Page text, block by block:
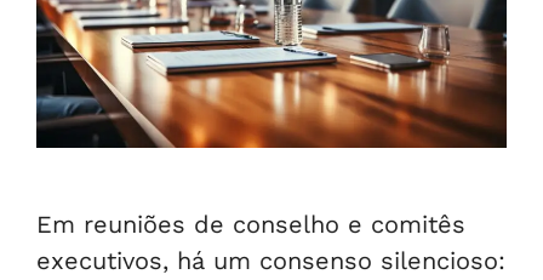
Em reuniões de conselho e comitês
executivos, há um consenso silencioso: